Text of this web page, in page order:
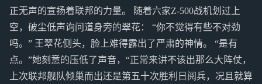
正无声的宣扬着联邦的力量。 随着六家Z-500战机划过上
空，破尘低声询问道身旁的翠花： “你不觉得有些不对劲
吗。” 王翠花侧头，脸上难得露出了严肃的神情。 “是有
点。”她刻意的压低了声音，“正常来讲不该出那么大阵仗，
上次联邦舰队倾巢而出还是第五十次胜利日阅兵，况且就算